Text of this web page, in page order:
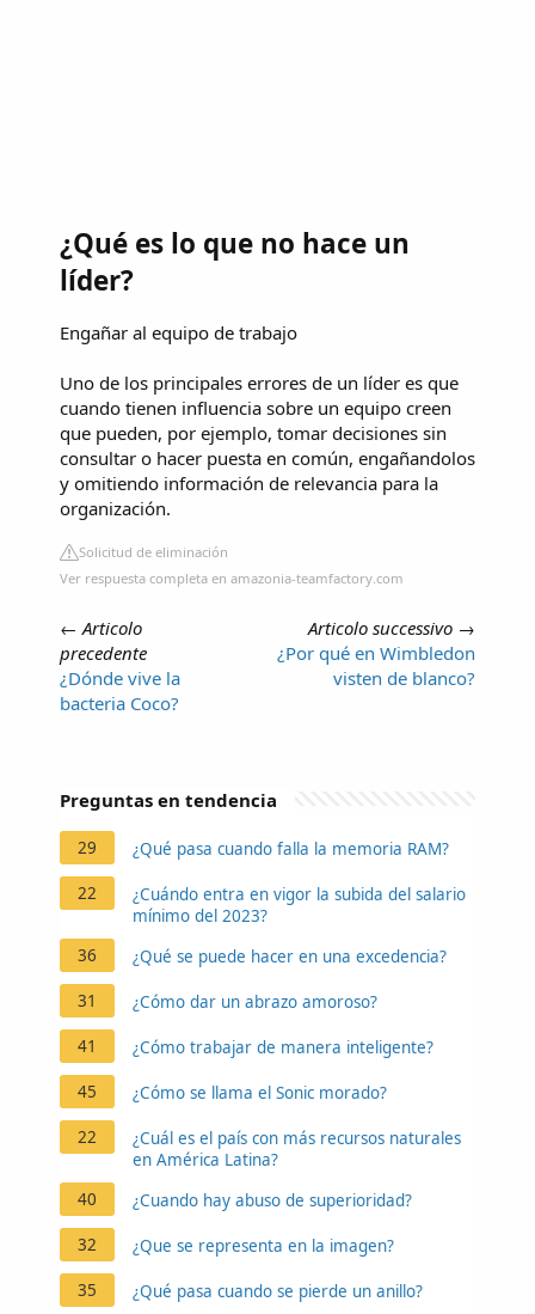
¿Qué es lo que no hace un
líder?
Engañar al equipo de trabajo
Uno de los principales errores de un líder es que
cuando tienen influencia sobre un equipo creen
que pueden, por ejemplo, tomar decisiones sin
consultar o hacer puesta en común, engañandolos
y omitiendo información de relevancia para la
organización.
Solicitud de eliminación
Ver respuesta completa en amazonia-teamfactory.com
←Articolo
precedente
¿Dónde vive la
bacteria Coco?
Articolo successivo →
¿Por qué en Wimbledon
visten de blanco?
Preguntas en tendencia
29 ¿Qué pasa cuando falla la memoria RAM?
22
¿Cuándo entra en vigor la subida del salario
mínimo del 2023?
36
¿Qué se puede hacer en una excedencia?
31 ¿Cómo dar un abrazo amoroso?
41 ¿Cómo trabajar de manera inteligente?
45 ¿Cómo se llama el Sonic morado?
22
¿Cuál es el país con más recursos naturales
en América Latina?
40
¿Cuando hay abuso de superioridad?
32 ¿Que se representa en la imagen?
35 ¿Qué pasa cuando se pierde un anillo?